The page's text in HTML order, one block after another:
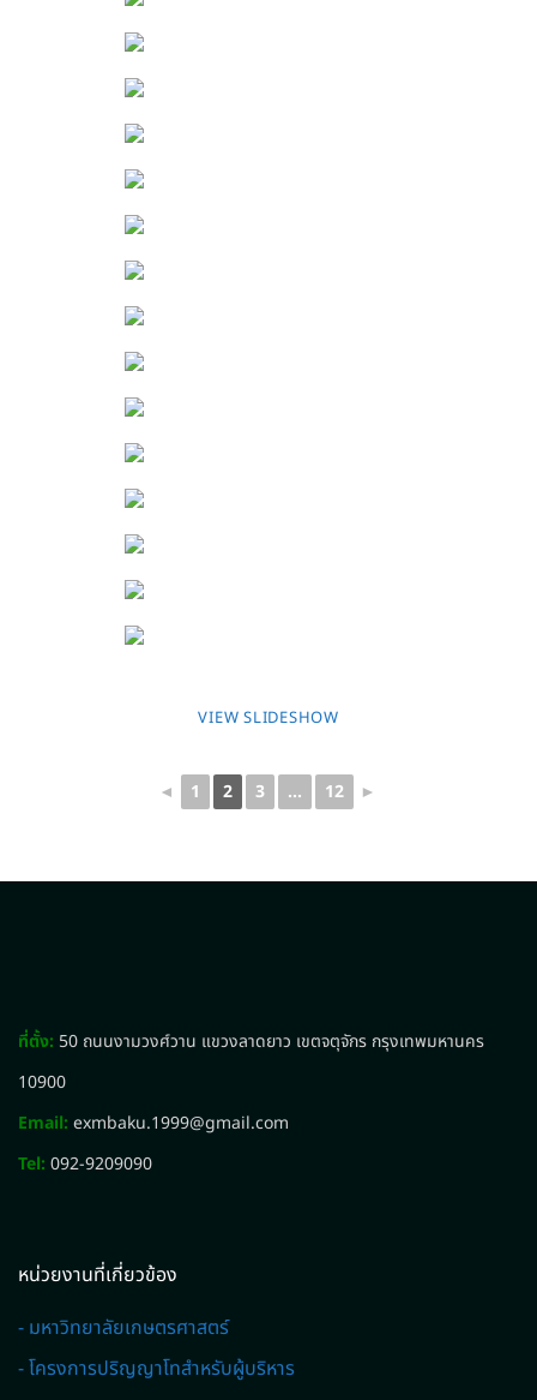
VIEW SLIDESHOW
◄ 1 2 3 ... 12 ►
ที่ตั้ง: 50 ถนนงามวงศ์วาน แขวงลาดยาว เขตจตุจักร กรุงเทพมหานคร
10900
Email: exmbaku.1999@gmail.com
Tel: 092-9209090
หน่วยงานที่เกี่ยวข้อง
- มหาวิทยาลัยเกษตรศาสตร์
- โครงการปริญญาโทสำหรับผู้บริหาร